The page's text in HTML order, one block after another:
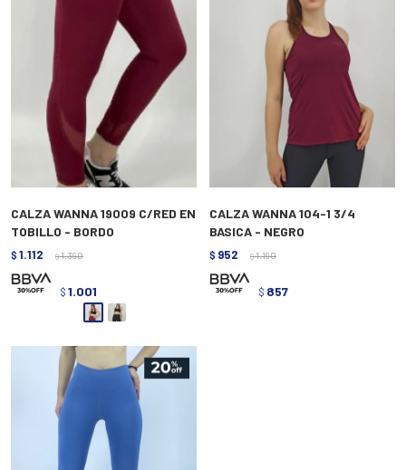
CALZA WANNA 19009 C/RED EN
TOBILLO - BORDO
$ 1.112 $ 1.390
$ 1.001
CALZA WANNA 104-1 3/4
BASICA - NEGRO
$ 952 $ 1.190
$ 857